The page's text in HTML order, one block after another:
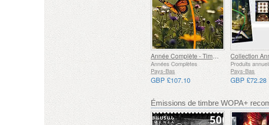
Année Complète - Timbres
Années Complètes
Pays-Bas
GBP £107.10
Produits
Pays-Bas
GBP £72.28
Émissions de timbre WOPA+